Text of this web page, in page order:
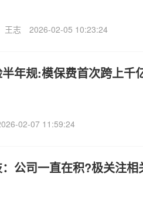
王志 2026-02-05 10:23:24
年规:模保费首次跨上千
02-07 11:59:24
公司一直在积?极关注相